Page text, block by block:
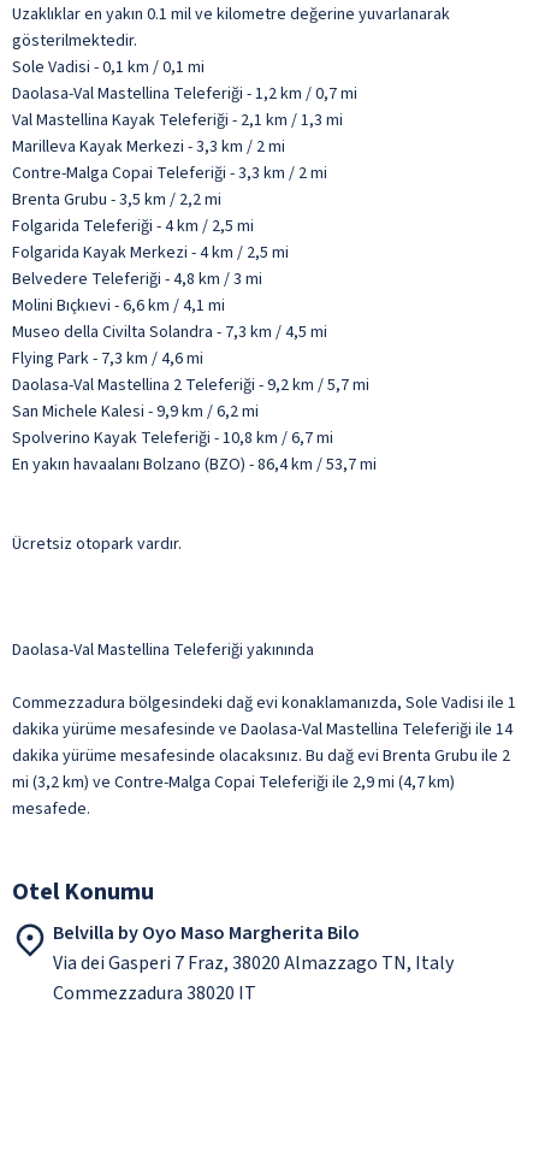
Uzaklıklar en yakın 0.1 mil ve kilometre değerine yuvarlanarak
gösterilmektedir.
Sole Vadisi - 0,1 km / 0,1 mi
Daolasa-Val Mastellina Teleferiği - 1,2 km / 0,7 mi
Val Mastellina Kayak Teleferiği - 2,1 km / 1,3 mi
Marilleva Kayak Merkezi - 3,3 km / 2 mi
Contre-Malga Copai Teleferiği - 3,3 km / 2 mi
Brenta Grubu - 3,5 km / 2,2 mi
Folgarida Teleferiği - 4 km / 2,5 mi
Folgarida Kayak Merkezi - 4 km / 2,5 mi
Belvedere Teleferiği - 4,8 km / 3 mi
Molini Bıçkıevi - 6,6 km / 4,1 mi
Museo della Civilta Solandra - 7,3 km / 4,5 mi
Flying Park - 7,3 km / 4,6 mi
Daolasa-Val Mastellina 2 Teleferiği - 9,2 km / 5,7 mi
San Michele Kalesi - 9,9 km / 6,2 mi
Spolverino Kayak Teleferiği - 10,8 km / 6,7 mi
En yakın havaalanı Bolzano (BZO) - 86,4 km / 53,7 mi
Ücretsiz otopark vardır.
Daolasa-Val Mastellina Teleferiği yakınında
Commezzadura bölgesindeki dağ evi konaklamanızda, Sole Vadisi ile 1
dakika yürüme mesafesinde ve Daolasa-Val Mastellina Teleferiği ile 14
dakika yürüme mesafesinde olacaksınız. Bu dağ evi Brenta Grubu ile 2
mi (3,2 km) ve Contre-Malga Copai Teleferiği ile 2,9 mi (4,7 km)
mesafede.
Otel Konumu
Belvilla by Oyo Maso Margherita Bilo
Via dei Gasperi 7 Fraz, 38020 Almazzago TN, Italy
Commezzadura 38020 IT